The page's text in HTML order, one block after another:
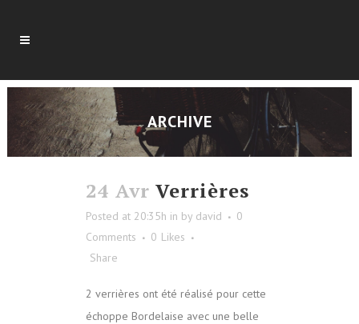
ARCHIVE
24 Avr Verrières
Posted at 20:35h in by david
0
Comments
0 Likes
Share
2 verrières ont été réalisé pour cette
échoppe Bordelaise avec une belle